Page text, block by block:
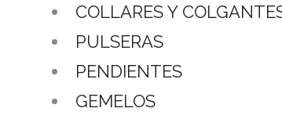
COLLARES Y
PULSERAS
PENDIENTES
GEMELOS